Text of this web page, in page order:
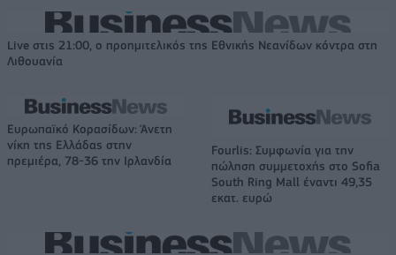
Live στις 21:00, ο προημιτελικός της Εθνικής Νεανίδων κόντρα στη
Λιθουανία
Ευρωπαϊκό Κορασίδων: Άνετη
νίκη της Ελλάδας στην
πρεμιέρα, 78-36 την Ιρλανδία
Fourlis: Συμφωνία για την
πώληση συμμετοχής στο Sofia
South Ring Mall έναντι 49,35
εκατ. ευρώ